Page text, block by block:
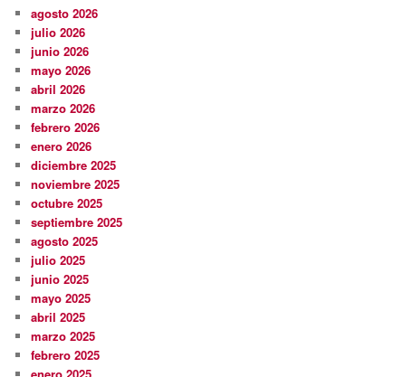
agosto 2026
julio 2026
junio 2026
mayo 2026
abril 2026
marzo 2026
febrero 2026
enero 2026
diciembre 2025
noviembre 2025
octubre 2025
septiembre 2025
agosto 2025
julio 2025
junio 2025
mayo 2025
abril 2025
marzo 2025
febrero 2025